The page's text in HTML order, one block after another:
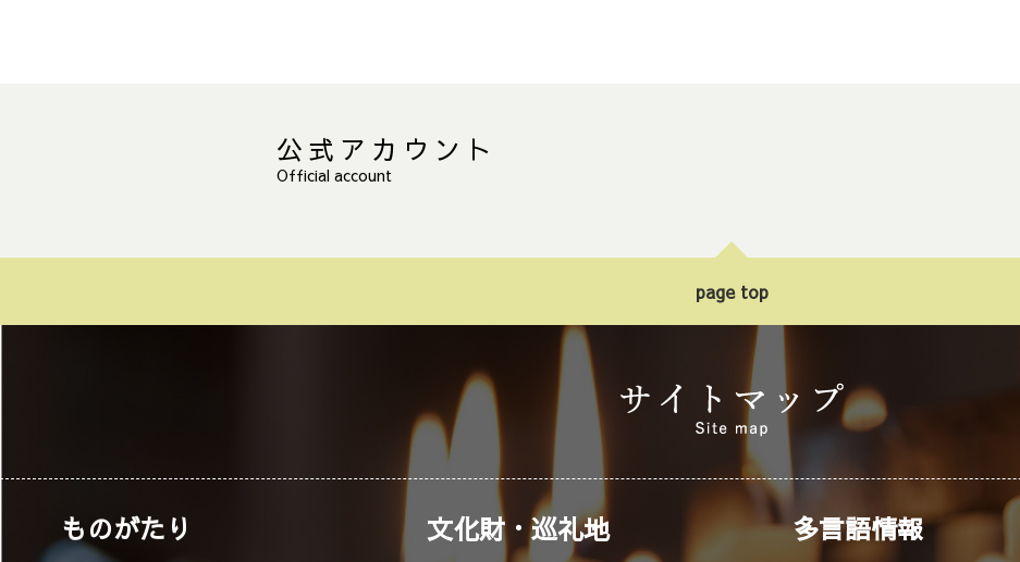
公式アカウント
Official account
page top
ものがたり
文化財・巡礼地
多言語情報